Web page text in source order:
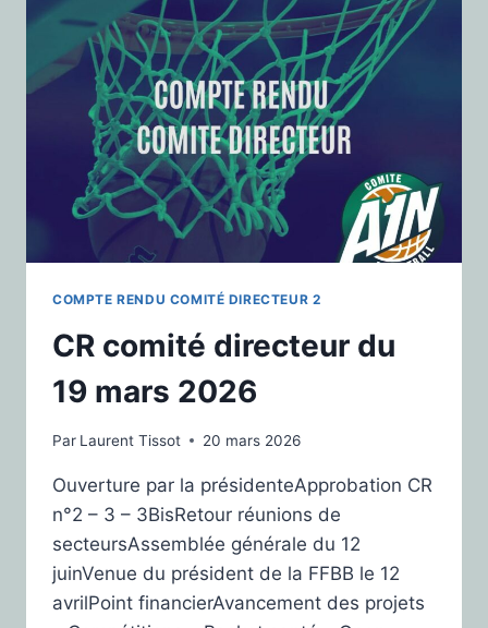
COMPTE RENDU COMITÉ DIRECTEUR 2
CR comité directeur du
19 mars 2026
Par Laurent Tissot 20 mars 2026
Ouverture par la présidenteApprobation CR
n°2 – 3 – 3BisRetour réunions de
secteursAssemblée générale du 12
juinVenue du président de la FFBB le 12
avrilPoint financierAvancement des projets